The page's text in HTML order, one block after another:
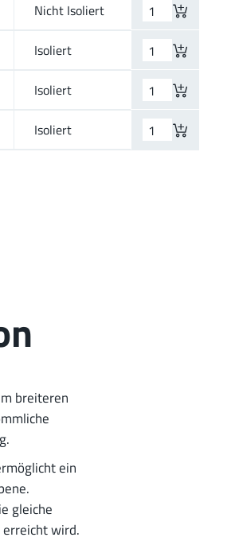
Nicht Isoliert
Isoliert
Isoliert
Isoliert
breiteren
ein
gleiche
wird.